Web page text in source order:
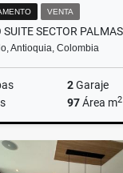
VENTA
Antioquia, Colombia
2Garaje
97Área m2
$1.100.000.000